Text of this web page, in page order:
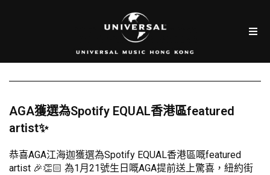
AGA獲選為Spotify EQUAL香港區featured
artist✨
恭喜AGA江海迦獲選為Spotify EQUAL香港區嘅featured
artist 🎉👏🏻 為1月21號生日嘅AGA提前送上驚喜，紐約街